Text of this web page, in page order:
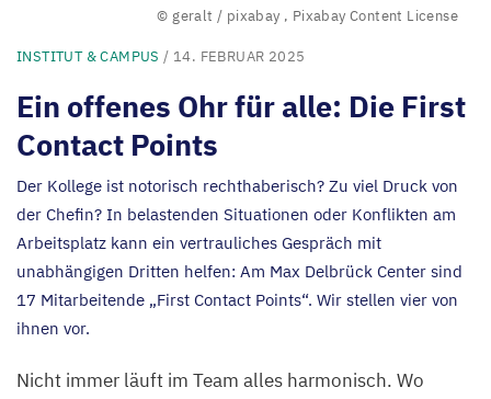
© geralt / pixabay , Pixabay Content License
INSTITUT & CAMPUS / 14. FEBRUAR 2025
Ein offenes Ohr für alle: Die First
Contact Points
Der Kollege ist notorisch rechthaberisch? Zu viel Druck von
der Chefin? In belastenden Situationen oder Konflikten am
Arbeitsplatz kann ein vertrauliches Gespräch mit
unabhängigen Dritten helfen: Am Max Delbrück Center sind
17 Mitarbeitende „First Contact Points“. Wir stellen vier von
ihnen vor.
Nicht immer läuft im Team alles harmonisch. Wo